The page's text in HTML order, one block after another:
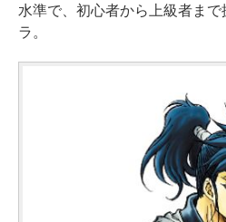
水準で、初心者から上級者ま
ラ。